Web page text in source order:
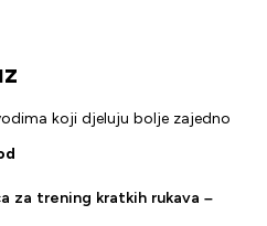
koji djeluju bolje zajedno
za trening kratkih rukava –